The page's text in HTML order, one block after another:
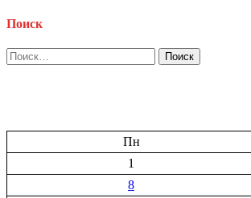
Поиск
Найти:
Пн
1
8